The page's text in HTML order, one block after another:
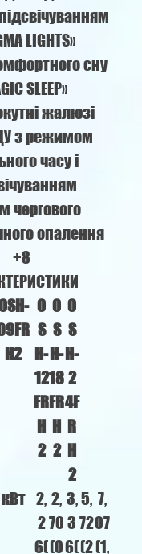
LIGHTS»
сну
SLEEP»
жалюзі
з режимом
часу і
чергового
опалення
+8
H2
O
S
H-
12
FR
H
2
O
S
H-
18
FR
H
2
O
S
H-
2
4F
R
H
2
кВт 2,
2
6(
2,
70
(0
3,
3
6(
5,
72
(2
7,
07
(1,